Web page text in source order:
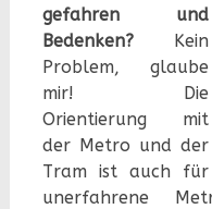
gefahren und
Bedenken?Kein
Problem, glaube
mir! Die
Orientierung mit
der Metro und der
Tram ist auch für
unerfahrene